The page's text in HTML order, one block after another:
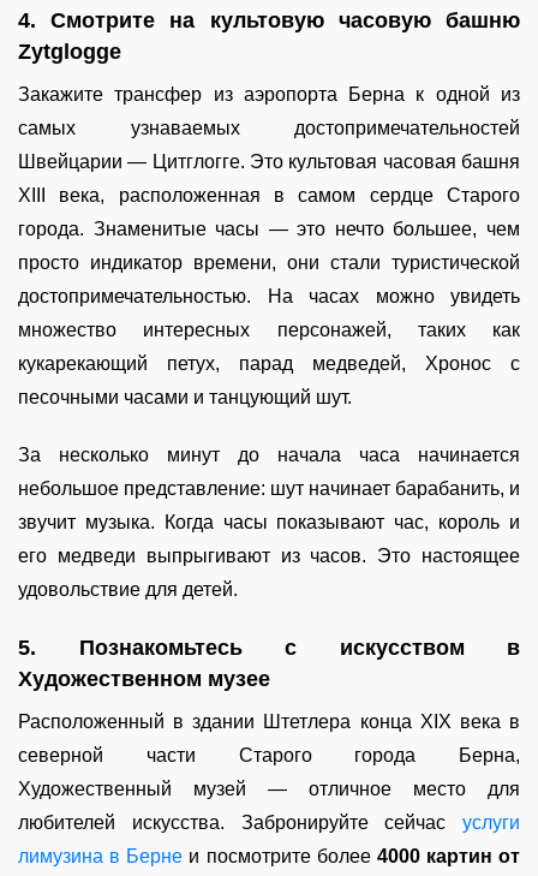
4. Смотрите на культовую часовую башню
Zytglogge
Закажите трансфер из аэропорта Берна к одной из
самых узнаваемых достопримечательностей
Швейцарии — Цитглогге. Это культовая часовая башня
XIII века, расположенная в самом сердце Старого
города. Знаменитые часы — это нечто большее, чем
просто индикатор времени, они стали туристической
достопримечательностью. На часах можно увидеть
множество интересных персонажей, таких как
кукарекающий петух, парад медведей, Хронос с
песочными часами и танцующий шут.
За несколько минут до начала часа начинается
небольшое представление: шут начинает барабанить, и
звучит музыка. Когда часы показывают час, король и
его медведи выпрыгивают из часов. Это настоящее
удовольствие для детей.
5. Познакомьтесь с искусством в
Художественном музее
Расположенный в здании Штетлера конца XIX века в
северной части Старого города Берна,
Художественный музей — отличное место для
любителей искусства. Забронируйте сейчас услуги
лимузина в Берне и посмотрите более 4000 картин от